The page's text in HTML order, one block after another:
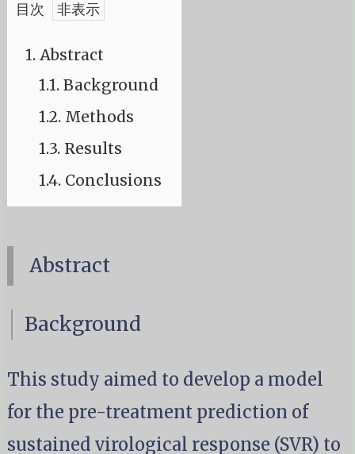
目次
1. Abstract
1.1. Background
1.2. Methods
1.3. Results
1.4. Conclusions
Abstract
Background
This study aimed to develop a model
for the pre-treatment prediction of
sustained virological response (SVR) to